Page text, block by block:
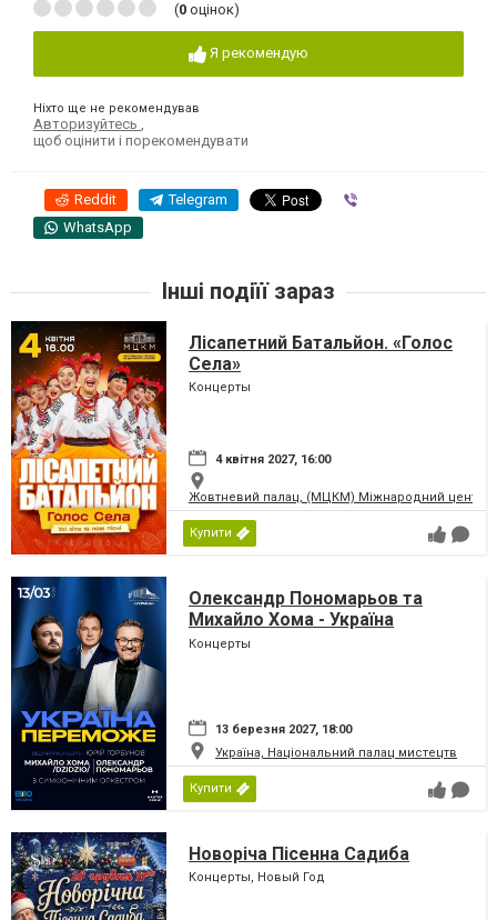
(0 оцінок)
Я рекомендую
Ніхто ще не рекомендував
Авторизуйтесь
щоб оцінити і порекомендувати
Reddit Telegram
WhatsApp
Інші подіїї зараз
Лісапетний Батальйон. «Голос
Села»
Концерты
4 квітня 2027, 16:00
Жовтневий палац, (МЦКМ) Міжнародний центр
Купити
Олександр Пономарьов та
Михайло Хома - Україна
Переможе!
Концерты
13 березня 2027, 18:00
Україна, Національний палац мистецтв
Купити
Новоріча Пісенна Садиба
Концерты, Новый Год